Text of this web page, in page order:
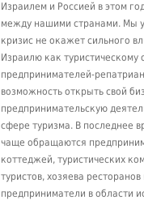
Израилем и Россией в этом
между нашими странами. Мы
кризис не окажет сильного
Израилю как туристическому
предпринимателей-
возможность открыть свой
предпринимательскую
сфере туризма. В последнее
чаще обращаются
коттеджей, туристических
туристов, хозяева
предприниматели в области